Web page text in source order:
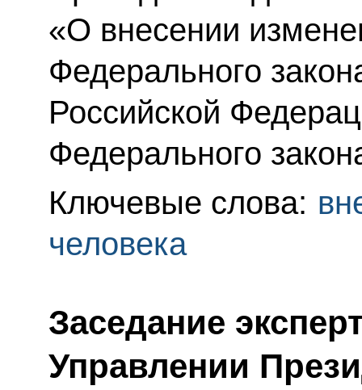
«О внесении
Федерального
Российской
Федерального
Ключевые слова:
человека
Заседание
Управлении